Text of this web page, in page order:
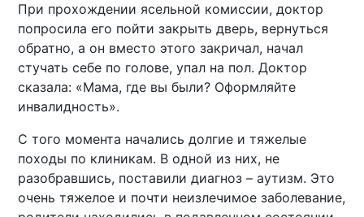
При прохождении ясельной комиссии, доктор
попросила его пойти закрыть дверь, вернуться
обратно, а он вместо этого закричал, начал
стучать себе по голове, упал на пол. Доктор
сказала: «Мама, где вы были? Оформляйте
инвалидность».
С того момента начались долгие и тяжелые
походы по клиникам. В одной из них, не
разобравшись, поставили диагноз – аутизм. Это
очень тяжелое и почти неизлечимое заболевание,